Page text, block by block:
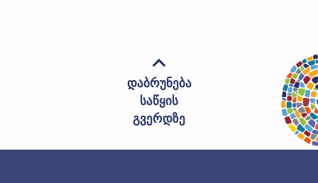
დაბრუნება
საწყის
გვერდზე